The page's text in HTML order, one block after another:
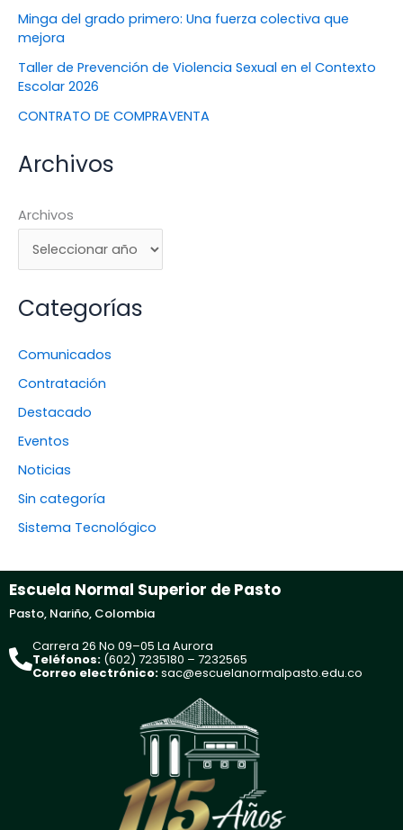
Minga del grado primero: Una fuerza colectiva que
mejora
Taller de Prevención de Violencia Sexual en el Contexto
Escolar 2026
CONTRATO DE COMPRAVENTA
Archivos
Archivos
Categorías
Comunicados
Contratación
Destacado
Eventos
Noticias
Sin categoría
Sistema Tecnológico
Escuela Normal Superior de Pasto
Pasto, Nariño, Colombia
Carrera 26 No 09–05 La Aurora
Teléfonos: (602) 7235180 – 7232565
Correo electrónico:sac@escuelanormalpasto.edu.co